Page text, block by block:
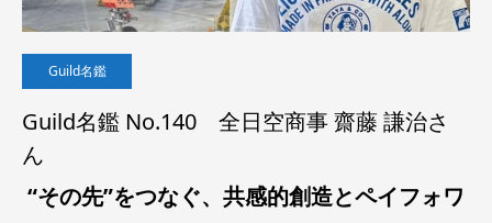
Guild名鑑
Guild名鑑 No.140 全日空商事 齋藤 謙治さ
ん
“その先”をつなぐ、共感的創造とペイフォワ